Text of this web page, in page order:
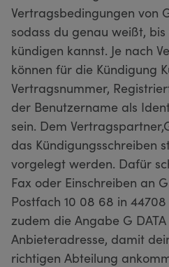
Vertragsbedingungen von
sodass du genau weißt,
kündigen kannst. Je nach
können für die Kündigung
Vertragsnummer,
der Benutzername als
sein. Dem
das Kündigungsschreiben
vorgelegt werden. Dafür
Fax oder Einschreiben an
Postfach 10 08 68 in
zudem die Angabe G
Anbieteradresse, damit
richtigen Abteilung